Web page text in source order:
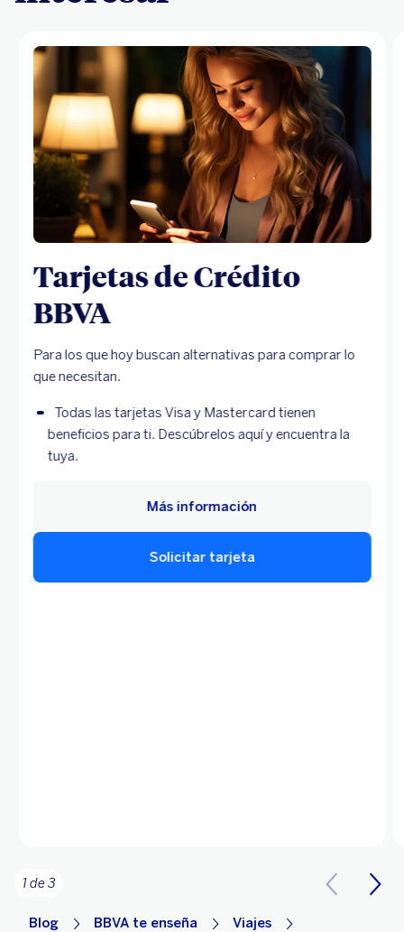
Tarjetas de Crédito
BBVA
Para los que hoy buscan alternativas para comprar lo
que necesitan.
Todas las tarjetas Visa y Mastercard tienen
beneficios para ti. Descúbrelos aquí y encuentra la
tuya.
Solicitar tarjeta
Más información
1 de 3
Blog BBVA te enseña
Viajes